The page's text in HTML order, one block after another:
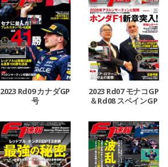
2023 Rd09 カナダGP
号
2023 Rd07 モナコGP
＆Rd08 スペインGP